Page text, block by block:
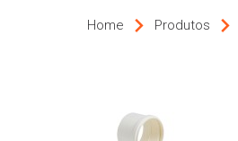
Home Produtos